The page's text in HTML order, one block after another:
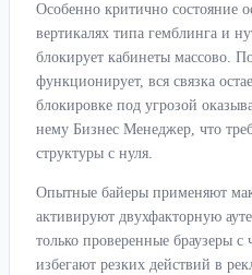
Особенно критично состояние
вертикалях типа гемблинга и
блокирует кабинеты массово.
функционирует, вся связка
блокировке под угрозой
нему Бизнес Менеджер, что
структуры с нуля.
Опытные байеры применяют
активируют двухфакторную
только проверенные браузеры
избегают резких действий в